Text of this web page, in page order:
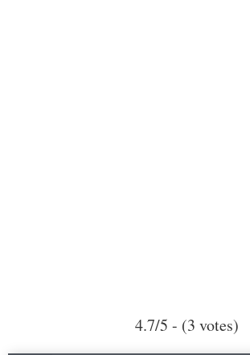
4.7/5 - (3 votes)